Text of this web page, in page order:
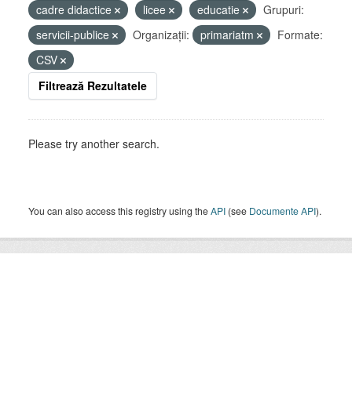
cadre didactice
licee educatie
Grupuri:
servicii-publice
Organizații: primariatm
Formate:
CSV
Filtrează Rezultatele
Please try another search.
You can also access this registry using theAPI (see Documente API).